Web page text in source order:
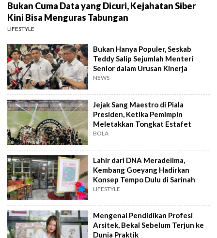
Bukan Cuma Data yang Dicuri, Kejahatan Siber
Kini Bisa Menguras Tabungan
LIFESTYLE
Bukan Hanya Populer, Seskab
Teddy Salip Sejumlah Menteri
Senior dalam Urusan Kinerja
NEWS
Jejak Sang Maestro di Piala
Presiden, Ketika Pemimpin
Meletakkan Tongkat Estafet
BOLA
Lahir dari DNA Meradelima,
Kembang Goeyang Hadirkan
Konsep Tempo Dulu di Sarinah
LIFESTYLE
Mengenal Pendidikan Profesi
Arsitek, Bekal Sebelum Terjun ke
Dunia Praktik